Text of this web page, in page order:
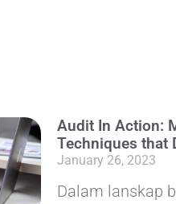
Audit In Action:
Techniques that
January 26, 2023
Dalam lanskap